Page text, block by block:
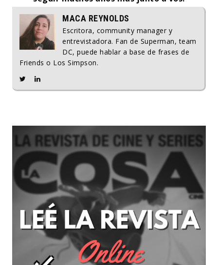
MACA REYNOLDS
Escritora, community manager y
entrevistadora. Fan de Superman, team
DC, puede hablar a base de frases de
Friends o Los Simpson.